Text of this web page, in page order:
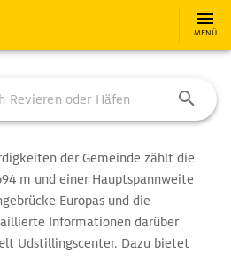
MENÜ
Ansteuerung
der Gemeinde zählt die
m und einer Hauptspannweite
Europas und die
Informationen darüber
Udstillingscenter. Dazu bietet